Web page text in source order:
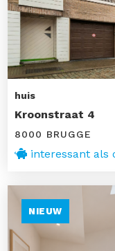
huis
Kroonstraat 4
8000 BRUGGE
interessant als
NIEUW